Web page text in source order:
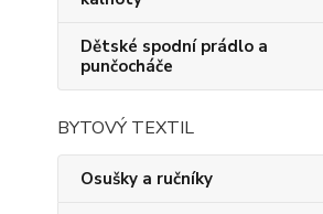
Dětské spodní prádlo a
punčocháče
BYTOVÝ TEXTIL
Osušky a ručníky